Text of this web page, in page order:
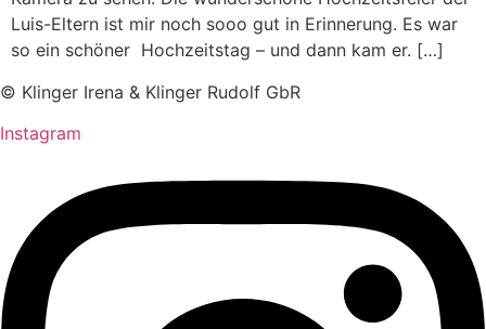
Luis-Eltern ist mir noch sooo gut in Erinnerung. Es war
so ein schöner Hochzeitstag – und dann kam er. […]
© Klinger Irena & Klinger Rudolf GbR
Instagram